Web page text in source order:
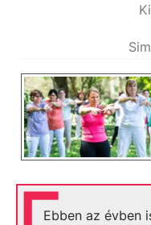
Ebben az évben